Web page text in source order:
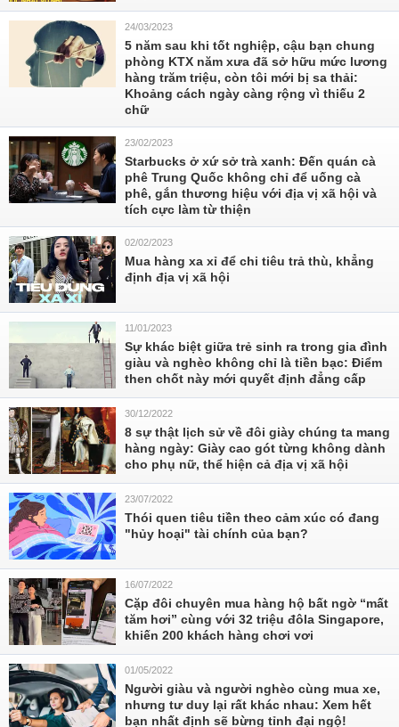
24/03/2023
5 năm sau khi tốt nghiệp, cậu bạn chung
phòng KTX năm xưa đã sở hữu mức lương
hàng trăm triệu, còn tôi mới bị sa thải:
Khoảng cách ngày càng rộng vì thiếu 2
chữ
23/02/2023
Starbucks ở xứ sở trà xanh: Đến quán cà
phê Trung Quốc không chỉ để uống cà
phê, gắn thương hiệu với địa vị xã hội và
tích cực làm từ thiện
02/02/2023
Mua hàng xa xỉ để chi tiêu trả thù, khẳng
định địa vị xã hội
11/01/2023
Sự khác biệt giữa trẻ sinh ra trong gia đình
giàu và nghèo không chỉ là tiền bạc: Điểm
then chốt này mới quyết định đẳng cấp
30/12/2022
8 sự thật lịch sử về đôi giày chúng ta mang
hàng ngày: Giày cao gót từng không dành
cho phụ nữ, thể hiện cả địa vị xã hội
23/07/2022
Thói quen tiêu tiền theo cảm xúc có đang
"hủy hoại" tài chính của bạn?
16/07/2022
Cặp đôi chuyên mua hàng hộ bất ngờ “mất
tăm hơi” cùng với 32 triệu đôla Singapore,
khiến 200 khách hàng chơi vơi
01/05/2022
Người giàu và người nghèo cùng mua xe,
nhưng tư duy lại rất khác nhau: Xem hết
bạn nhất định sẽ bừng tỉnh đại ngộ!